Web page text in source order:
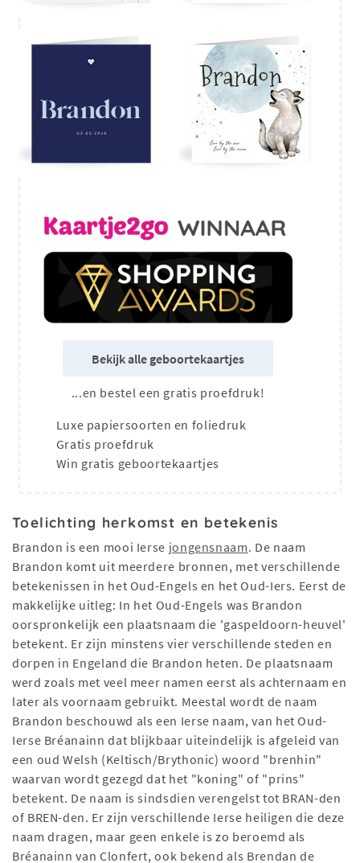
Bekijk alle geboortekaartjes
...en bestel een gratis proefdruk!
Luxe papiersoorten en foliedruk
Gratis proefdruk
Win gratis geboortekaartjes
Toelichting herkomst en betekenis
Brandon is een mooi Ierse jongensnaam. De naam
Brandon komt uit meerdere bronnen, met verschillende
betekenissen in het Oud-Engels en het Oud-Iers. Eerst de
makkelijke uitleg: In het Oud-Engels was Brandon
oorspronkelijk een plaatsnaam die 'gaspeldoorn-heuvel'
betekent. Er zijn minstens vier verschillende steden en
dorpen in Engeland die Brandon heten. De plaatsnaam
werd zoals met veel meer namen eerst als achternaam en
later als voornaam gebruikt. Meestal wordt de naam
Brandon beschouwd als een Ierse naam, van het Oud-
Ierse Bréanainn dat blijkbaar uiteindelijk is afgeleid van
een oud Welsh (Keltisch/Brythonic) woord "brenhin"
waarvan wordt gezegd dat het "koning" of "prins"
betekent. De naam is sindsdien verengelst tot BRAN-den
of BREN-den. Er zijn verschillende Ierse heiligen die deze
naam dragen, maar geen enkele is zo beroemd als
Bréanainn van Clonfert, ook bekend als Brendan de